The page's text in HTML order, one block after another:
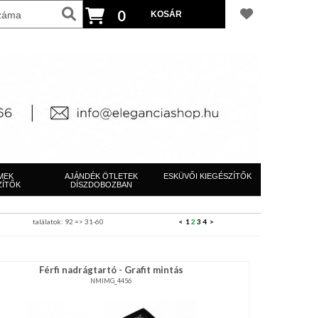
0
AJÁNDÉK ÖTLETEK
DÍSZDOBOZBAN
ESKÜVŐI KIEGÉSZÍTŐK
< 1 2 3 4 >
találatok: 92 => 31-60
Férfi nadrágtartó - Grafit mintás
NMIMG_4456